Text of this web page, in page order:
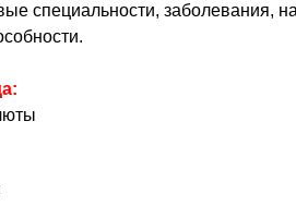
специальности, заболевания,